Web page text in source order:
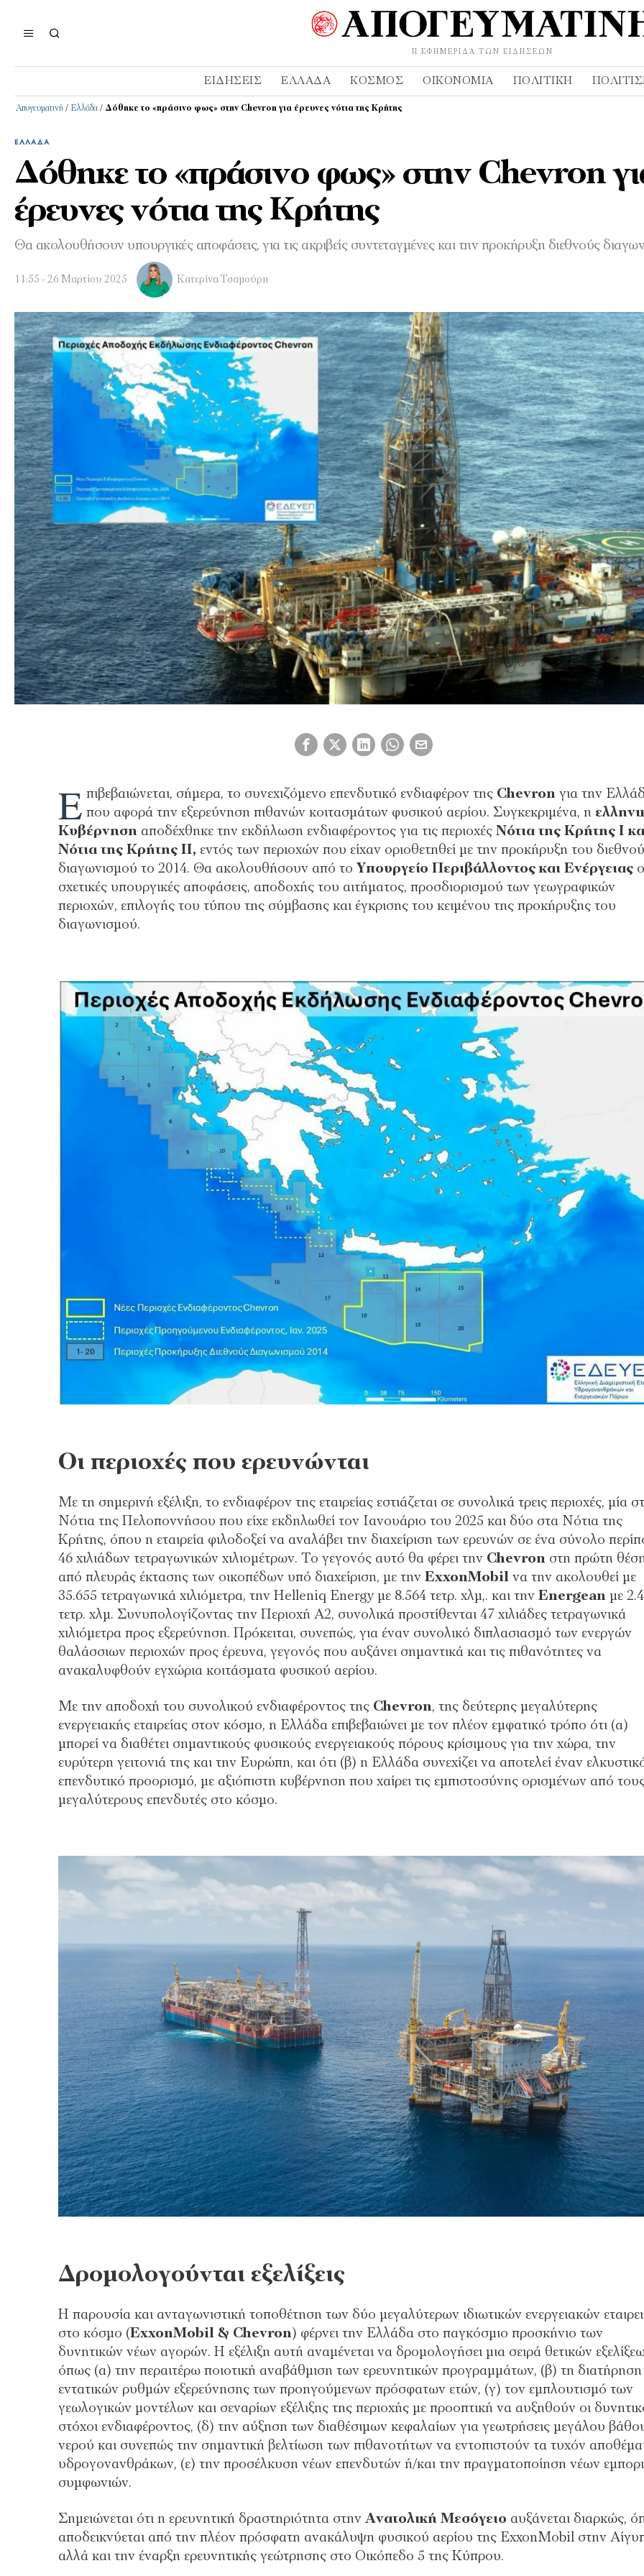
Η ΕΦΗΜΕΡΊΔΑ ΤΩΝ ΕΙΔΉΣΕΩΝ
ΕΙΔΉΣΕΙΣ ΕΛΛΆΔΑ ΚΌΣΜΟΣ ΟΙΚΟΝΟΜΊΑ ΠΟΛΙΤΙΚΉ
Απογευματινή / Ελλάδα / Δόθηκε το «πράσινο φως» στην Chevron για έρευνες νότια της Κρήτης
ΕΛΛΆΔΑ
Δόθηκε το «πράσινο φως» στην Chevron
έρευνες νότια της Κρήτης
Θα ακολουθήσουν υπουργικές αποφάσεις, για τις ακριβείς συντεταγμένες και την προκήρυξη διεθνούς
11:55 - 26 Μαρτίου 2025 Κατερίνα Τσαμούρη
Ε πιβεβαιώνεται, σήμερα, το συνεχιζόμενο επενδυτικό ενδιαφέρον της Chevron για την
που αφορά την εξερεύνηση πιθανών κοιτασμάτων φυσικού αερίου. Συγκεκριμένα, η
Κυβέρνηση αποδέχθηκε την εκδήλωση ενδιαφέροντος για τις περιοχές Νότια της Κρήτης Ι
Νότια της Κρήτης ΙΙ, εντός των περιοχών που είχαν οριοθετηθεί με την προκήρυξη του
διαγωνισμού το 2014. Θα ακολουθήσουν από το Υπουργείο Περιβάλλοντος και Ενέργειας
σχετικές υπουργικές αποφάσεις, αποδοχής του αιτήματος, προσδιορισμού των γεωγραφικών
περιοχών, επιλογής του τύπου της σύμβασης και έγκρισης του κειμένου της προκήρυξης του
διαγωνισμού.
Οι περιοχές που ερευνώνται
Με τη σημερινή εξέλιξη, το ενδιαφέρον της εταιρείας εστιάζεται σε συνολικά τρεις περιοχές, μία
Νότια της Πελοποννήσου που είχε εκδηλωθεί τον Ιανουάριο του 2025 και δύο στα Νότια της
Κρήτης, όπου η εταιρεία φιλοδοξεί να αναλάβει την διαχείριση των ερευνών σε ένα σύνολο
46 χιλιάδων τετραγωνικών χιλιομέτρων. Το γεγονός αυτό θα φέρει την Chevron στη πρώτη
από πλευράς έκτασης των οικοπέδων υπό διαχείριση, με την ExxonMobilνα την ακολουθεί με
35.655 τετραγωνικά χιλιόμετρα, την Helleniq Energyμε 8.564 τετρ. χλμ,. και την Energean με
τετρ. χλμ. Συνυπολογίζοντας την Περιοχή Α2, συνολικά προστίθενται 47 χιλιάδες τετραγωνικά
χιλιόμετρα προς εξερεύνηση. Πρόκειται, συνεπώς, για έναν συνολικό διπλασιασμό των ενεργών
θαλάσσιων περιοχών προς έρευνα, γεγονός που αυξάνει σημαντικά και τις πιθανότητες να
ανακαλυφθούν εγχώρια κοιτάσματα φυσικού αερίου.
Με την αποδοχή του συνολικού ενδιαφέροντος της Chevron, της δεύτερης μεγαλύτερης
ενεργειακής εταιρείας στον κόσμο, η Ελλάδα επιβεβαιώνει με τον πλέον εμφατικό τρόπο ότι (α)
μπορεί να διαθέτει σημαντικούς φυσικούς ενεργειακούς πόρους κρίσιμους για την χώρα, την
ευρύτερη γειτονιά της και την Ευρώπη, και ότι (β) η Ελλάδα συνεχίζει να αποτελεί έναν
επενδυτικό προορισμό, με αξιόπιστη κυβέρνηση που χαίρει τις εμπιστοσύνης ορισμένων από
μεγαλύτερους επενδυτές στο κόσμο.
Δρομολογούνται εξελίξεις
Η παρουσία και ανταγωνιστική τοποθέτηση των δύο μεγαλύτερων ιδιωτικών ενεργειακών
στο κόσμο (ExxonMobil & Chevron) φέρνει την Ελλάδα στο παγκόσμιο προσκήνιο των
δυνητικών νέων αγορών. Η εξέλιξη αυτή αναμένεται να δρομολογήσει μια σειρά θετικών
όπως (α) την περαιτέρω ποιοτική αναβάθμιση των ερευνητικών προγραμμάτων, (β) τη
εντατικών ρυθμών εξερεύνησης των προηγούμενων πρόσφατων ετών, (γ) τον εμπλουτισμό των
γεωλογικών μοντέλων και σεναρίων εξέλιξης της περιοχής με προοπτική να αυξηθούν οι
στόχοι ενδιαφέροντος, (δ) την αύξηση των διαθέσιμων κεφαλαίων για γεωτρήσεις μεγάλου
νερού και συνεπώς την σημαντική βελτίωση των πιθανοτήτων να εντοπιστούν τα τυχόν
υδρογονανθράκων, (ε) την προσέλκυση νέων επενδυτών ή/και την πραγματοποίηση νέων
συμφωνιών.
Σημειώνεται ότι η ερευνητική δραστηριότητα στην Ανατολική Μεσόγειο αυξάνεται διαρκώς,
αποδεικνύεται από την πλέον πρόσφατη ανακάλυψη φυσικού αερίου της ExxonMobil στην
αλλά και την έναρξη ερευνητικής γεώτρησης στο Οικόπεδο 5 της Κύπρου.